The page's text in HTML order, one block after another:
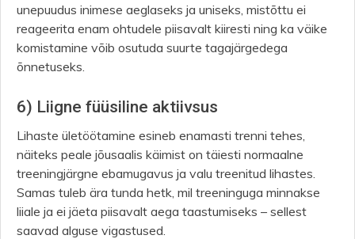
unepuudus inimese aeglaseks ja uniseks, mistõttu ei
reageerita enam ohtudele piisavalt kiiresti ning ka väike
komistamine võib osutuda suurte tagajärgedega
õnnetuseks.
6) Liigne füüsiline aktiivsus
Lihaste ületöötamine esineb enamasti trenni tehes,
näiteks peale jõusaalis käimist on täiesti normaalne
treeningjärgne ebamugavus ja valu treenitud lihastes.
Samas tuleb ära tunda hetk, mil treeninguga minnakse
liiale ja ei jäeta piisavalt aega taastumiseks – sellest
saavad alguse vigastused.